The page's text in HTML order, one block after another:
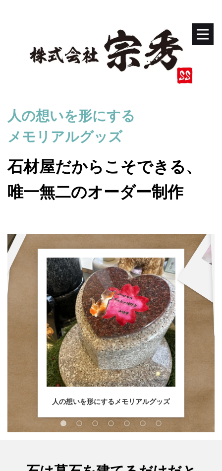
人の想いを形にする
メモリアルグッズ
石材屋だからこそできる、
唯一無二のオーダー制作
人の想いを形にするメモリアルグッズ
人の想いを形にするメモリアルグッズ
唯一無二のオーダー制作